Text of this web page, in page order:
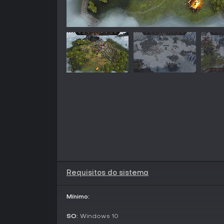
Requisitos do sistema
Mínimo:
SO: Windows 10